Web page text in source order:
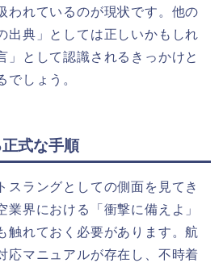
われているのが現状です。他の
出典」としては正しいかもしれ
」として認識されるきっかけと
でしょう。
式な手順
スラングとしての側面を見てき
業界における「衝撃に備えよ」
触れておく必要があります。航
応マニュアルが存在し、不時着